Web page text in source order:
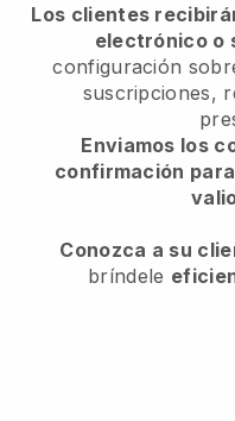
Los clientes
electrónico o
configuración
suscripciones,
Enviamos los
confirmación
Conozca a su
bríndele